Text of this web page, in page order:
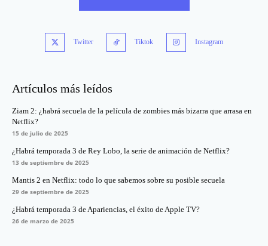
Twitter Tiktok Instagram
Artículos más leídos
Ziam 2: ¿habrá secuela de la película de zombies más bizarra que arrasa en
Netflix?
15 de julio de 2025
¿Habrá temporada 3 de Rey Lobo, la serie de animación de Netflix?
13 de septiembre de 2025
Mantis 2 en Netflix: todo lo que sabemos sobre su posible secuela
29 de septiembre de 2025
¿Habrá temporada 3 de Apariencias, el éxito de Apple TV?
26 de marzo de 2025